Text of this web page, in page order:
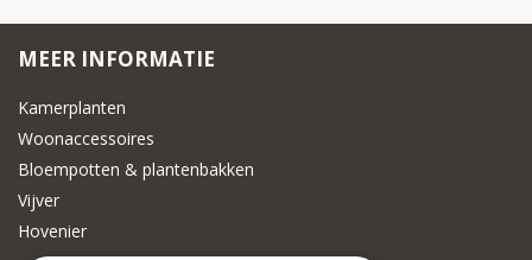
MEER INFORMATIE
Kamerplanten
Woonaccessoires
Bloempotten & plantenbakken
Vijver
Hovenier